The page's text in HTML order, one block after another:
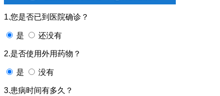
1.您是否已到医院确诊？
是 还没有
2.是否使用外用药物？
是 没有
3.患病时间有多久？